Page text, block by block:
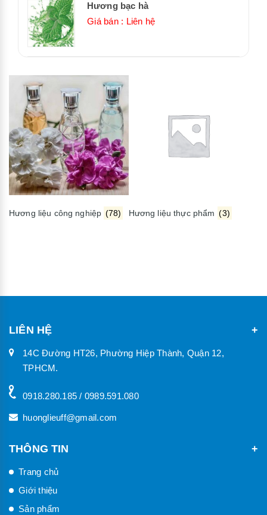
Hương bạc hà
Giá bán : Liên hệ
Hương liệu công nghiệp (78) Hương liệu thực phẩm (3)
LIÊN HỆ
14C Đường HT26, Phường Hiệp Thành, Quận 12,
TPHCM.
0918.280.185 / 0989.591.080
huonglieuff@gmail.com
THÔNG TIN
Trang chủ
Giới thiệu
Sản phẩm